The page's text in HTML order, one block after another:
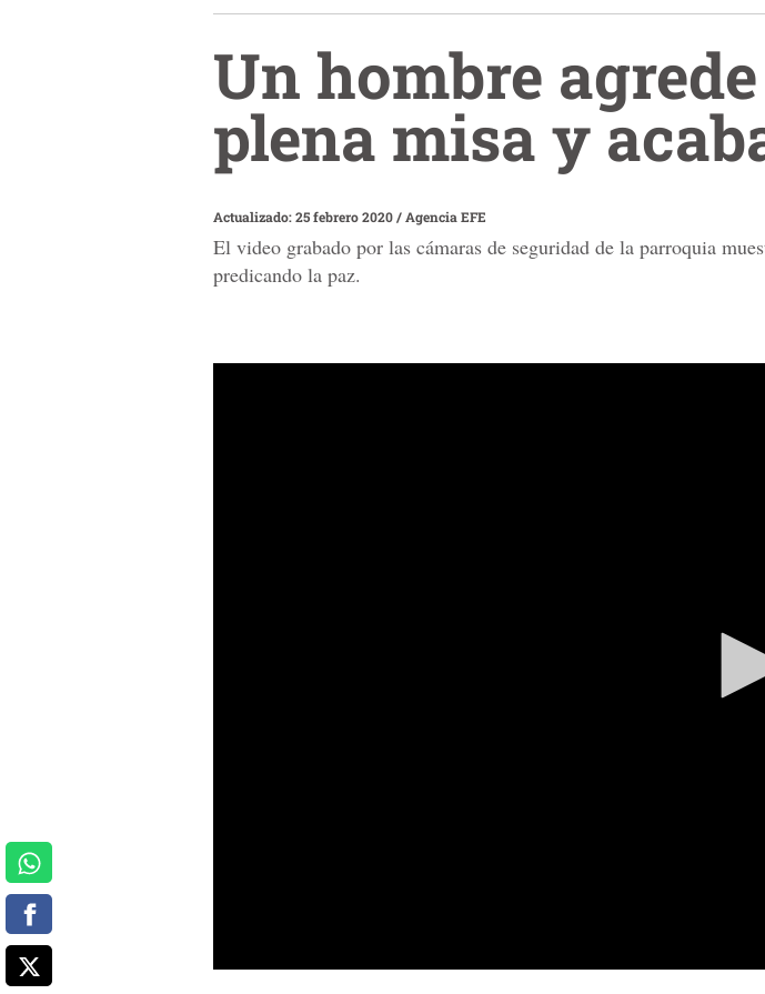
Un hombre
plena misa y
Actualizado: 25 febrero 2020/ Agencia EFE
El video grabado por las cámaras de seguridad de la parroquia
predicando la paz.